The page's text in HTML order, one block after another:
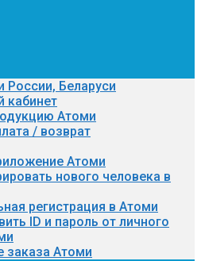
России, Беларуси
кабинет
Атоми
/ возврат
Атоми
нового человека в
регистрация в Атоми
ID и пароль от личного
заказа Атоми